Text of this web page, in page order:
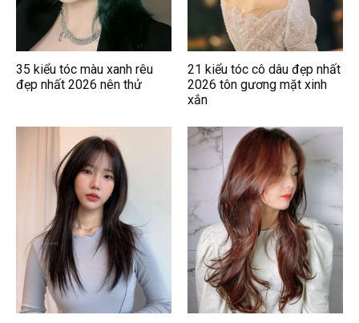
35 kiểu tóc màu xanh rêu
đẹp nhất 2026 nên thử
21 kiểu tóc cô dâu đẹp nhất
2026 tôn gương mặt xinh
xắn